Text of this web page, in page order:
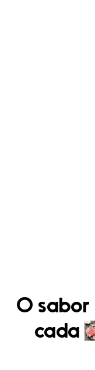
O sabor
cada